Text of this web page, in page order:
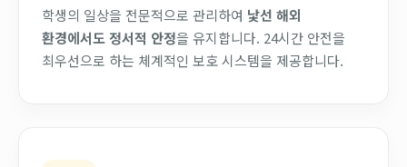
학생의 일상을 전문적으로 관리하여 낯선 해외
환경에서도 정서적 안정을 유지합니다. 24시간 안전을
최우선으로 하는 체계적인 보호 시스템을 제공합니다.